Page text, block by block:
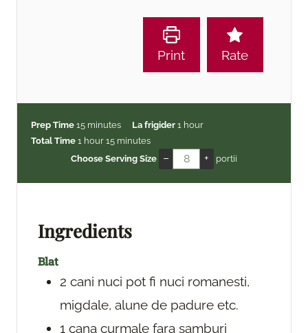
Print Rate
Prep Time 15m
i
n
minutes La frigider 1 h
u
r
hour
Total Time 1 h
o
hour 15m
i
s
minutes
Choose Serving Size
– + portii
Ingredients
Blat
2 cani nuci pot fi nuci romanesti,
migdale, alune de padure etc.
1 cana curmale fara samburi